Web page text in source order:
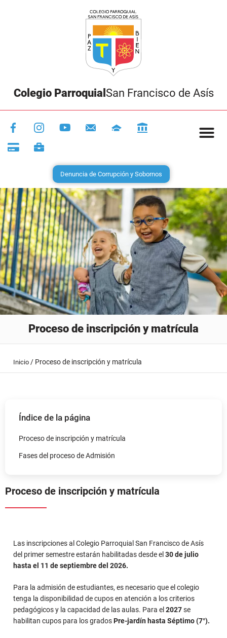
Colegio Parroquial San Francisco de Asís
Denuncia de Corrupción y Sobornos
Proceso de inscripción y matrícula
Inicio / Proceso de inscripción y matrícula
Índice de la página
Proceso de inscripción y matrícula
Fases del proceso de Admisión
Proceso de inscripción y matrícula
Las inscripciones al Colegio Parroquial San Francisco de Asís
del primer semestre estarán habilitadas desde el 30de julio
hasta el 11 de septiembre del 2026.
Para la admisión de estudiantes, es necesario que el colegio
tenga la disponibilidad de cupos en atención a los criterios
pedagógicos y la capacidad de las aulas. Para el 2027se
habilitan cupos para los gradosPre-jardín hasta Séptimo (7°).